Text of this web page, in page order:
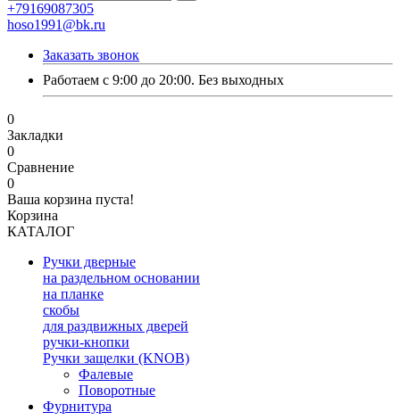
+79169087305
hoso1991@bk.ru
Заказать звонок
Работаем с 9:00 до 20:00. Без выходных
0
Закладки
0
Сравнение
0
Ваша корзина пуста!
Корзина
КАТАЛОГ
Ручки дверные
на раздельном основании
на планке
скобы
для раздвижных дверей
ручки-кнопки
Ручки защелки (KNOB)
Фалевые
Поворотные
Фурнитура